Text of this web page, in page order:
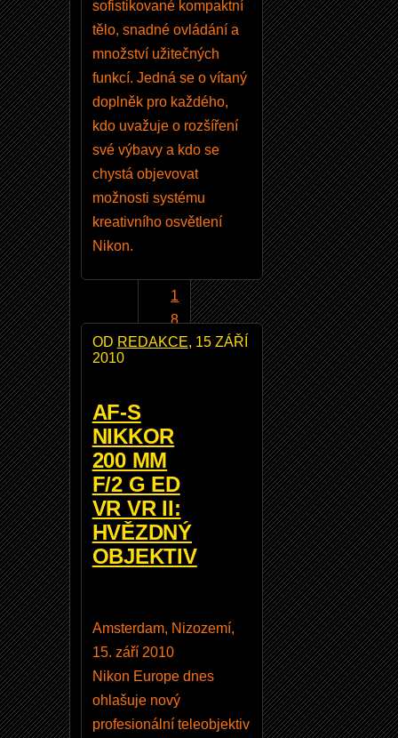
sofistikované kompaktní
tělo, snadné ovládání a
množství užitečných
funkcí. Jedná se o vítaný
doplněk pro každého,
kdo uvažuje o rozšíření
své výbavy a kdo se
chystá objevovat
možnosti systému
kreativního osvětlení
Nikon.
OD REDAKCE, 15 ZÁŘÍ
2010
AF-S
NIKKOR
200 MM
F/2 G ED
VR VR II:
HVĚZDNÝ
OBJEKTIV
Amsterdam, Nizozemí,
15. září 2010
Nikon Europe dnes
ohlašuje nový
profesionální teleobjektiv
ě
l
f
o
ti
t
N
I
K
K
1
8
-
m
,
3
,
,
6
G
E
D